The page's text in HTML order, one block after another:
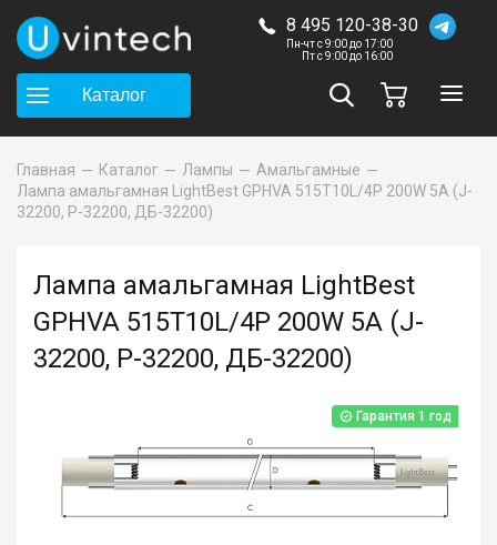
8 495 120-38-30
Пн-чт с 9:00 до 17:00
Пт с 9:00 до 16:00
Каталог
Главная Каталог Лампы
Амальгамные
Лампа амальгамная LightBest GPHVA 515T10L/4P 200W 5A (J-
32200, P-32200, ДБ-32200)
Лампа амальгамная LightBest
GPHVA 515T10L/4P 200W 5A (J-
32200, P-32200, ДБ-32200)
Гарантия 1 год